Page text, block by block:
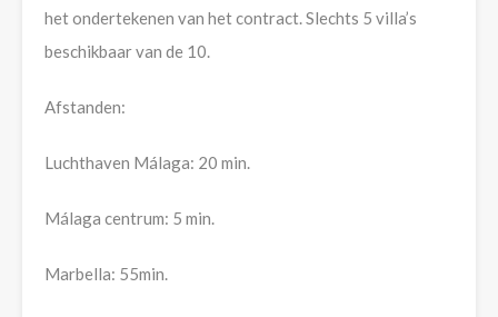
het ondertekenen van het contract. Slechts 5 villa’s
beschikbaar van de 10.
Afstanden:
Luchthaven Málaga: 20 min.
Málaga centrum: 5 min.
Marbella: 55min.